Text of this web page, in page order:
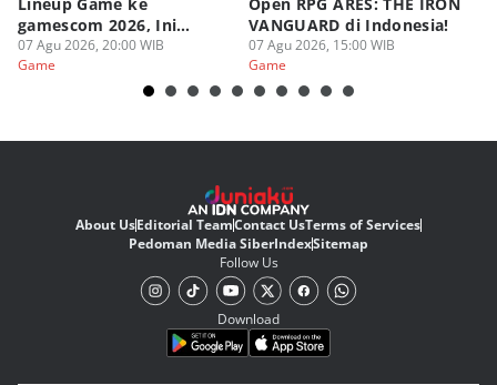
gamescom 2026, Ini
Judulnya!
07 Agu 2026, 20:00 WIB
Game
VANGUARD di Indonesia!
07 Agu 2026, 15:00 WIB
Game
About UsEditorial TeamContact UsTerms of Services
Pedoman Media SiberIndexSitemap
Follow Us
Download